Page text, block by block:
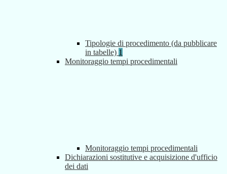
Tipologie di procedimento (da pubblicare
in tabelle) 1
Monitoraggio tempi procedimentali
Monitoraggio tempi procedimentali
Dichiarazioni sostitutive e acquisizione d'ufficio
dei dati